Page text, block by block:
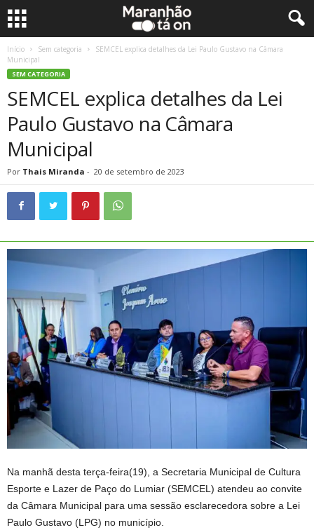
Início Sem categoria
SEMCEL explica detalhes da Lei Paulo Gustavo na Câmara
Municipal
SEM CATEGORIA
SEMCEL explica detalhes da Lei
Paulo Gustavo na Câmara
Municipal
Por Thais Miranda - 20 de setembro de 2023
Na manhã desta terça-feira(19), a Secretaria Municipal de Cultura
Esporte e Lazer de Paço do Lumiar (SEMCEL) atendeu ao convite
da Câmara Municipal para uma sessão esclarecedora sobre a Lei
Paulo Gustavo (LPG) no município.